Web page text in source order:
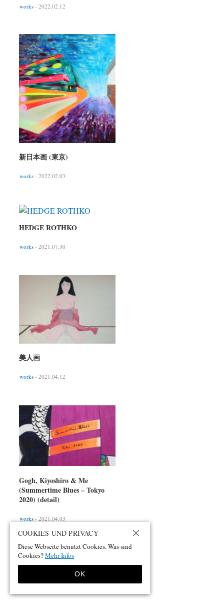
works - 2022.02.12
新日本画 (東京)
works - 2022.02.03
HEDGE ROTHKO
works - 2021.07.30
美人画
works - 2021.04.12
Gogh, Kiyoshiro & Me
(Summertime Blues – Tokyo
2020) (detail)
works - 2021.04.03
COOKIES UND PRIVACY
Diese Webseite benutzt Cookies. Was sind
Cookies?Mehr Infos
OK